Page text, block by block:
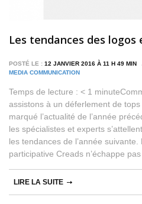
Les tendances des logos
POSTÉ LE : 12 JANVIER 2016 À 11 H 49
MEDIA COMMUNICATION
Temps de lecture : < 1
assistons à un déferlement de
marqué l’actualité de l’année
les spécialistes et experts
les tendances de l’année
participative Creads n’échappe
LIRE LA SUITE